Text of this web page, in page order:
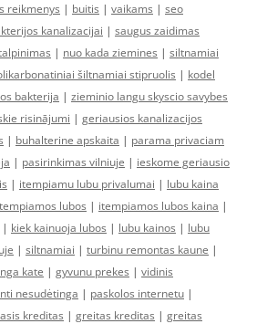
reikmenys | buitis | vaikams | seo
kanalizacijai | saugus zaidimas
| nuo kada ziemines | siltnamiai
šiltnamiai stipruolis | kodel
bakterija | zieminio langu skyscio savybes
risinājumi | geriausios kanalizacijos
| buhalterine apskaita | parama privaciam
| pasirinkimas vilniuje | ieskome geriausio
| itempiamu lubu privalumai | lubu kaina
lubos | itempiamos lubos kaina |
| kiek kainuoja lubos | lubu kainos | lubu
| siltnamiai | turbinu remontas kaune |
kate | gyvunu prekes | vidinis
nesudėtinga | paskolos internetu |
kreditas | greitas kreditas | greitas